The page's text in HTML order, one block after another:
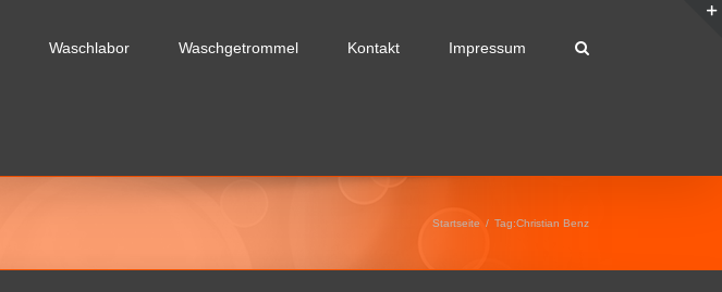
Waschlabor Waschgetrommel Kontakt Impressum
Startseite / Tag:Christian Benz